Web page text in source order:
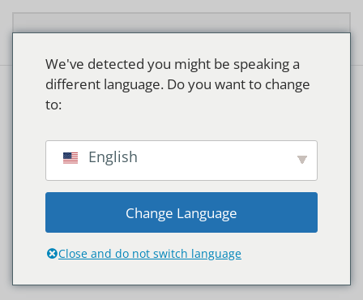
HOTELS
Producten getagged “Hotels”
We've detected you might be speaking a
different language. Do you want to change
to:
English
Change Language
Close and do not switch language